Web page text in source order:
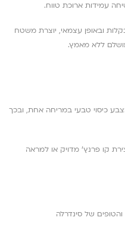
עמידות ארוכת טווח.
ובאופן עצמאי, יוצרת משטח
ללא מאמץ.
כיסוי טבעי במריחה אחת, ובכך
קו פרנץ’ מדויק או למראה